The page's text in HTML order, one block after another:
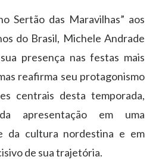
Sertão das Maravilhas” aos
do Brasil, Michele Andrade
presença nas festas mais
reafirma seu protagonismo
centrais desta temporada,
apresentação em uma
da cultura nordestina e em
de sua trajetória.